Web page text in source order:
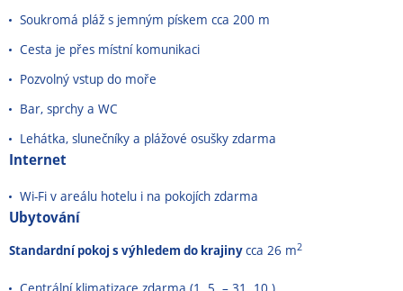
Soukromá pláž s jemným pískem cca 200 m
Cesta je přes místní komunikaci
Pozvolný vstup do moře
Bar, sprchy a WC
Lehátka, slunečníky a plážové osušky zdarma
Internet
Wi-Fi v areálu hotelu i na pokojích zdarma
Ubytování
Standardní pokoj s výhledem do krajinycca 26 m2